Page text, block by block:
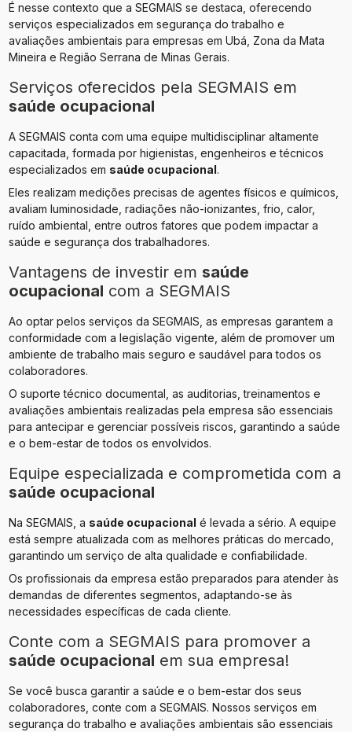
É nesse contexto que a SEGMAIS se destaca, oferecendo
serviços especializados em segurança do trabalho e
avaliações ambientais para empresas em Ubá, Zona da Mata
Mineira e Região Serrana de Minas Gerais.
Serviços oferecidos pela SEGMAIS em
saúde ocupacional
A SEGMAIS conta com uma equipe multidisciplinar altamente
capacitada, formada por higienistas, engenheiros e técnicos
especializados em saúde ocupacional.
Eles realizam medições precisas de agentes físicos e químicos,
avaliam luminosidade, radiações não-ionizantes, frio, calor,
ruído ambiental, entre outros fatores que podem impactar a
saúde e segurança dos trabalhadores.
Vantagens de investir em saúde
ocupacional com a SEGMAIS
Ao optar pelos serviços da SEGMAIS, as empresas garantem a
conformidade com a legislação vigente, além de promover um
ambiente de trabalho mais seguro e saudável para todos os
colaboradores.
O suporte técnico documental, as auditorias, treinamentos e
avaliações ambientais realizadas pela empresa são essenciais
para antecipar e gerenciar possíveis riscos, garantindo a saúde
e o bem-estar de todos os envolvidos.
Equipe especializada e comprometida com a
saúde ocupacional
Na SEGMAIS, a saúde ocupacional é levada a sério. A equipe
está sempre atualizada com as melhores práticas do mercado,
garantindo um serviço de alta qualidade e confiabilidade.
Os profissionais da empresa estão preparados para atender às
demandas de diferentes segmentos, adaptando-se às
necessidades específicas de cada cliente.
Conte com a SEGMAIS para promover a
saúde ocupacional em sua empresa!
Se você busca garantir a saúde e o bem-estar dos seus
colaboradores, conte com a SEGMAIS. Nossos serviços em
segurança do trabalho e avaliações ambientais são essenciais